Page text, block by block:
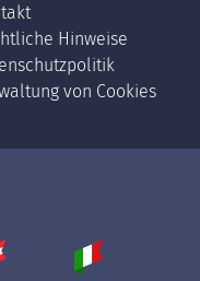
Hinweise
von Cookies